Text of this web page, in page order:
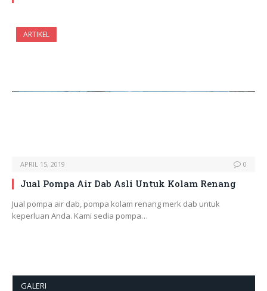
ARTIKEL
APRIL 15, 2019 0
Jual Pompa Air Dab Asli Untuk Kolam Renang
Jual pompa air dab, pompa kolam renang merk dab untuk
keperluan Anda. Kami sedia pompa…
GALERI